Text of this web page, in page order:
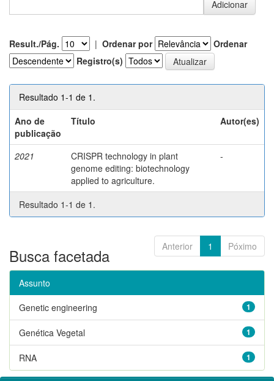
Result./Pág. | Ordenar por
Ordenar
Registro(s)
Resultado 1-1 de 1.
Ano de
publicação
Título Autor(es)
2021
CRISPR technology in plant
genome editing: biotechnology
applied to agriculture.
-
Resultado 1-1 de 1.
Anterior 1 Póximo
Busca facetada
Assunto
1
Genetic engineering
1
Genética Vegetal
1
RNA